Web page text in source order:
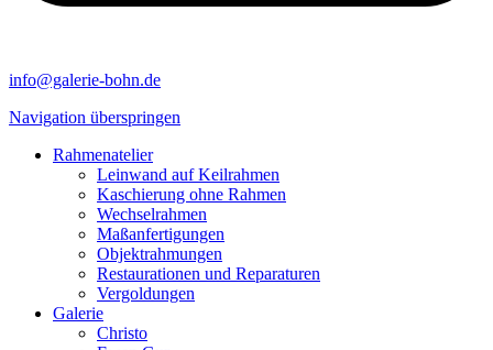
info@galerie-bohn.de
Navigation überspringen
Rahmenatelier
Leinwand auf Keilrahmen
Kaschierung ohne Rahmen
Wechselrahmen
Maßanfertigungen
Objektrahmungen
Restaurationen und Reparaturen
Vergoldungen
Galerie
Christo